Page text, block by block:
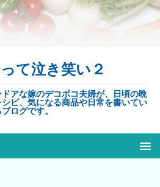
て泣き笑い２
アな嫁のデコボコ夫婦が、日頃の晩
ピ、気になる商品や日常を書いてい
ログです。